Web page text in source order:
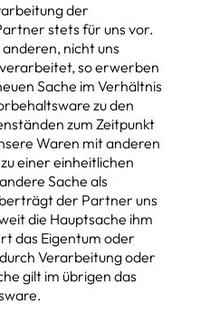
der
stets für uns vor.
nicht uns
so erwerben
Sache im Verhältnis
zu den
zum Zeitpunkt
Waren mit anderen
einer einheitlichen
Sache als
der Partner uns
die Hauptsache ihm
das Eigentum oder
Verarbeitung oder
gilt im übrigen das